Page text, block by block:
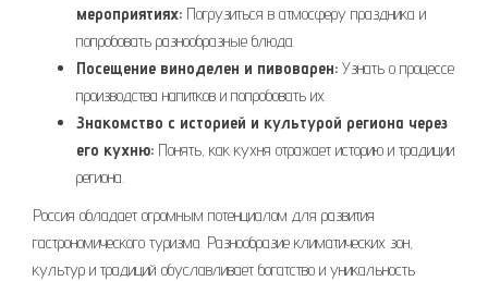
мероприятиях: Погрузиться в атмосферу праздника и
попробовать разнообразные блюда.
Посещение виноделен и пивоварен: Узнать о процессе
производства напитков и попробовать их.
Знакомство с историей и культурой региона через
его кухню: Понять, как кухня отражает историю и традиции
региона.
Россия обладает огромным потенциалом для развития
гастрономического туризма. Разнообразие климатических зон,
культур и традиций обуславливает богатство и уникальность